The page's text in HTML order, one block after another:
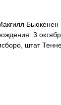
Бьюкенен
3
штат